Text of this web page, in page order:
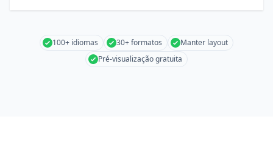
100+ idiomas 30+ formatos
Manter layout
Pré-visualização gratuita